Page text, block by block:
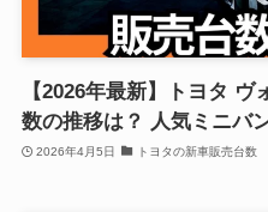
【2026年最新】トヨタ
数の推移は？ 人気ミニバ
2026年4月5日 トヨタの新車販売台数